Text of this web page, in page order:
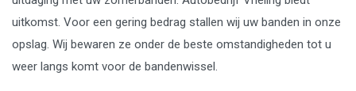
uitkomst. Voor een gering bedrag stallen wij uw banden in onze
opslag. Wij bewaren ze onder de beste omstandigheden tot u
weer langs komt voor de bandenwissel.